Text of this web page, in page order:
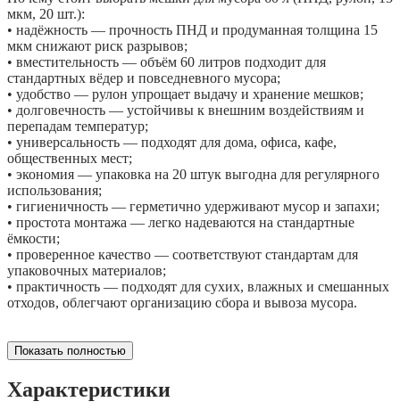
мкм, 20 шт.):
• надёжность — прочность ПНД и продуманная толщина 15
мкм снижают риск разрывов;
• вместительность — объём 60 литров подходит для
стандартных вёдер и повседневного мусора;
• удобство — рулон упрощает выдачу и хранение мешков;
• долговечность — устойчивы к внешним воздействиям и
перепадам температур;
• универсальность — подходят для дома, офиса, кафе,
общественных мест;
• экономия — упаковка на 20 штук выгодна для регулярного
использования;
• гигиеничность — герметично удерживают мусор и запахи;
• простота монтажа — легко надеваются на стандартные
ёмкости;
• проверенное качество — соответствуют стандартам для
упаковочных материалов;
• практичность — подходят для сухих, влажных и смешанных
отходов, облегчают организацию сбора и вывоза мусора.
Показать полностью
Характеристики